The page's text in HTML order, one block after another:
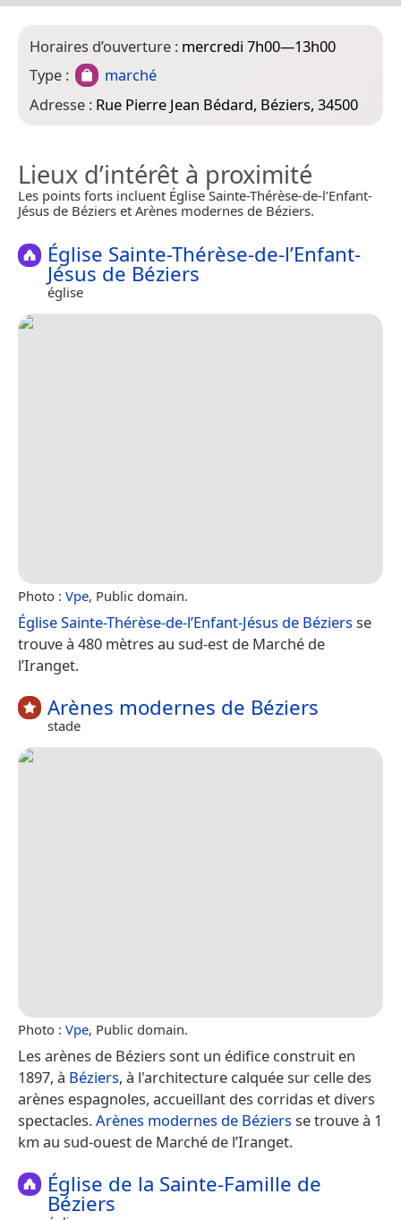
Horaires d’ouverture : mercredi 7h00—13h00
Type :
marché
Adresse : Rue Pierre Jean Bédard, Béziers, 34500
Lieux d’intérêt à proximité
Les points forts incluent Église Sainte-Thérèse-de-l’Enfant-
Jésus de Béziers et Arènes modernes de Béziers.
Église Sainte-Thérèse-de-l’Enfant-
Jésus de Béziers
église
Photo : Vpe, Public domain.
Église Sainte-Thérèse-de-l’Enfant-Jésus de Béziersse
trouve à 480 mètres au sud-est de Marché de
l’Iranget.
Arènes modernes de Béziers
stade
Photo : Vpe, Public domain.
Les arènes de Béziers sont un édifice construit en
1897, à Béziers, à l'architecture calquée sur celle des
arènes espagnoles, accueillant des corridas et divers
spectacles.Arènes modernes de Béziersse trouve à 1
km au sud-ouest de Marché de l’Iranget.
Église de la Sainte-Famille de
Béziers